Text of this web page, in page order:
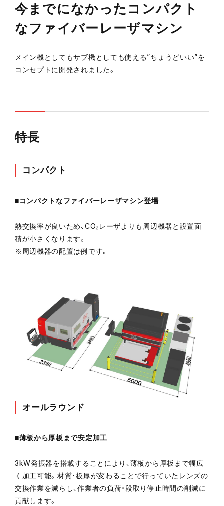
加工サンプル オプション
ソフトウエア
安心と満足の提供 導入事例
お問い合わせ
今までになかったコンパクト
なファイバーレーザマシン
メイン機としてもサブ機としても使える”ちょうどいい”を
コンセプトに開発されました。
特長
コンパクト
■コンパクトなファイバーレーザマシン登場
熱交換率が良いため、CO₂レーザよりも周辺機器と設置面
積が小さくなります。
※周辺機器の配置は例です。
オールラウンド
■薄板から厚板まで安定加工
3kW発振器を搭載することにより、薄板から厚板まで幅広
く加工可能。材質・板厚が変わることで行っていたレンズの
交換作業を減らし、作業者の負荷・段取り停止時間の削減に
貢献します。